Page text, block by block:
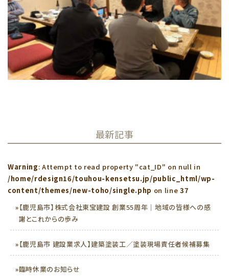
最新記事
Warning: Attempt to read property "cat_ID" on null in
/home/rdesign16/touhou-kensetsu.jp/public_html/wp-
content/themes/new-toho/single.php on line 37
»【鹿児島市】株式会社東宝建設 創業55周年｜地域の皆様への感
謝とこれからの歩み
»【鹿児島市 建設業求人】建築塗装工／塗装現場責任者候補募集
»臨時休業のお知らせ